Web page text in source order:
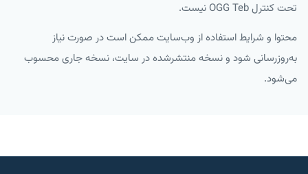
تحت کنترل OGG Teb نیست.
محتوا و شرایط استفاده از وب‌سایت ممکن است در صورت نیاز
به‌روزرسانی شود و نسخه منتشرشده در سایت، نسخه جاری محسوب
می‌شود.